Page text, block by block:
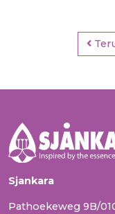
Sjankara
Pathoekeweg 9B/